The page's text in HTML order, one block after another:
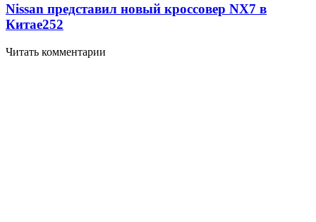
Nissan представил новый кроссовер NX7 в
Китае252
Читать комментарии